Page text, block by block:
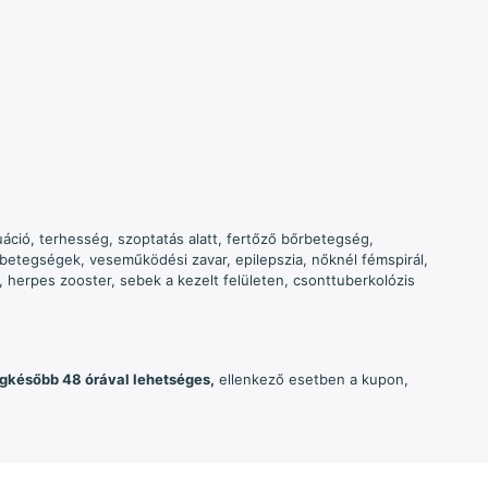
terhesség, szoptatás alatt, fertőző bőrbetegség,
veseműködési zavar, epilepszia, nőknél fémspirál,
herpes zooster, sebek a kezelt felületen, csonttuberkolózis
48 órával lehetséges, ellenkező esetben a kupon,